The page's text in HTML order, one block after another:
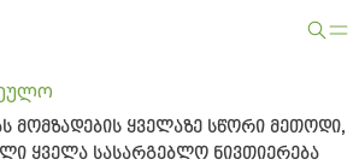
მომზადების ყველაზე სწორი მეთოდი,
ყველა სასარგებლო ნივთიერება